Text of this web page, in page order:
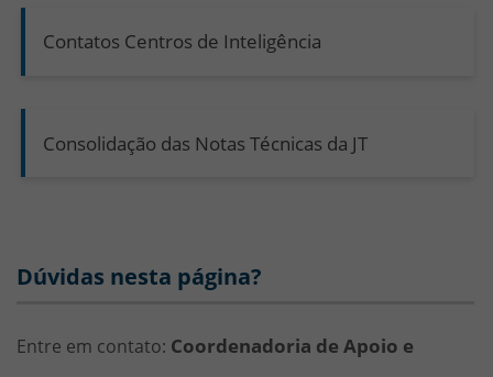
Contatos Centros de Inteligência
Consolidação das Notas Técnicas da JT
Dúvidas nesta página?
Entre em contato: Coordenadoria de Apoio e